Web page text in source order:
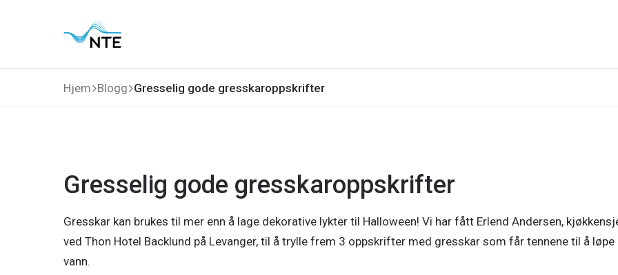
Hjem Blogg Gresselig gode gresskaroppskrifter
Gresselig gode gresskaroppskrifter
Gresskar kan brukes til mer enn å lage dekorative lykter til Halloween! Vi har fått Erlend Andersen,
ved Thon Hotel Backlund på Levanger, til å trylle frem 3 oppskrifter med gresskar som får tennene til å løpe
vann.